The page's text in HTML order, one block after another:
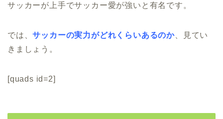
サッカーが上手でサッカー愛が強いと有名です。
では、サッカーの実力がどれくらいあるのか 、見てい
きましょう。
[quads id=2]